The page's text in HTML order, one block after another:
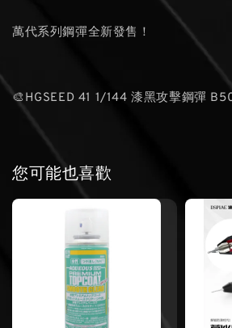
萬代系列鋼彈全新發售！
🎨HGSEED 41 1/144 漆黑攻擊鋼彈
您可能也喜歡